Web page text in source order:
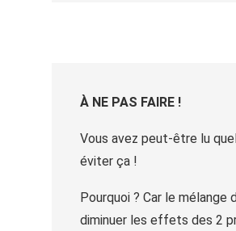
À NE PAS FAIRE !
Vous avez peut-être lu
éviter ça !
Pourquoi ? Car le
diminuer les effets des 2